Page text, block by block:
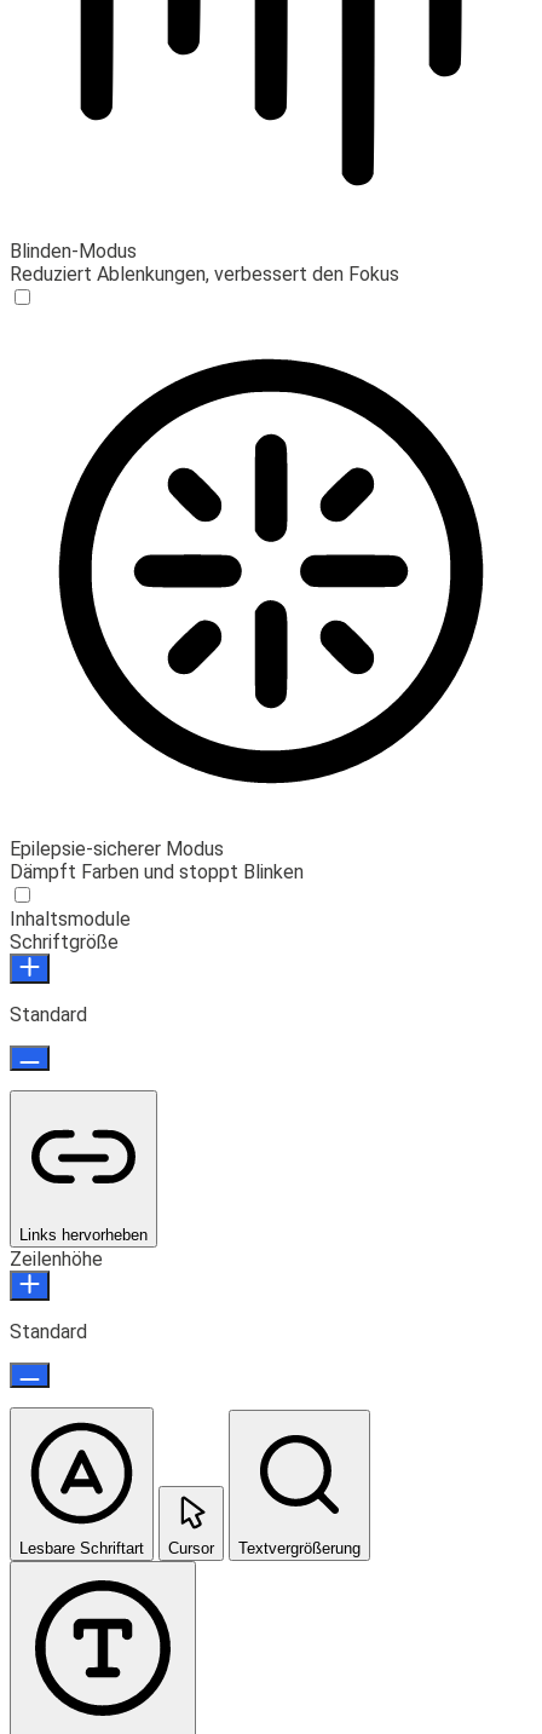
Blinden-Modus
Reduziert Ablenkungen, verbessert den Fokus
Epilepsie-sicherer Modus
Dämpft Farben und stoppt Blinken
Inhaltsmodule
Schriftgröße
Standard
Links hervorheben
Zeilenhöhe
Standard
Lesbare Schriftart Cursor Textvergrößerung